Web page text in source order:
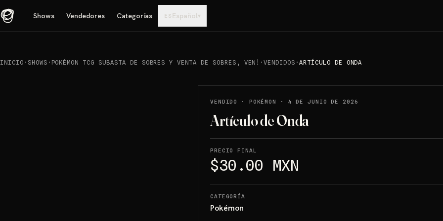
Shows Vendedores Categorías ES Español▾
INICIO · SHOWS · POKÉMON TCG SUBASTA DE SOBRES Y VENTA DE SOBRES, VEN! ·VENDIDOS ·ARTÍCULO DE ONDA
VENDIDO · POKÉMON · 4 DE JUNIO DE 2026
Artículo de Onda
PRECIO FINAL
$30.00 MXN
CATEGORÍA
Pokémon